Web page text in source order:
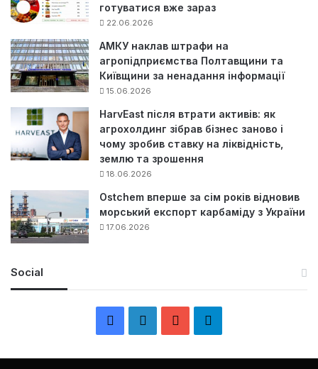
готуватися вже зараз
22.06.2026
АМКУ наклав штрафи на
агропідприємства Полтавщини та
Київщини за ненадання інформації
15.06.2026
HarvEast після втрати активів: як
агрохолдинг зібрав бізнес заново і
чому зробив ставку на ліквідність,
землю та зрошення
18.06.2026
Ostchem вперше за сім років відновив
морський експорт карбаміду з України
17.06.2026
Social